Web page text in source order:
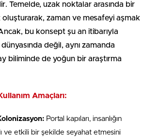
Temelde, uzak noktalar arasında bir
zaman ve mesafeyi aşmak
bu konsept şu an itibarıyla
değil, aynı zamanda
biliminde de yoğun bir araştırma
Amaçları:
Portal kapıları, insanlığın
ve etkili bir şekilde seyahat etmesini